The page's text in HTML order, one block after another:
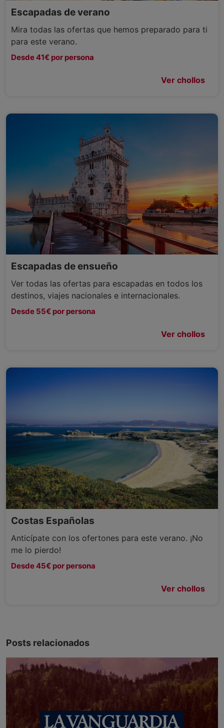
Escapadas de verano
Mira todas las ofertas que hemos preparado para ti
para este verano.
Desde 41€ por persona
Ver chollos
Escapadas de ensueño
Ver todas las ofertas para escapadas en todos los
destinos, viajes nacionales e internacionales.
Desde 55€ por persona
Ver chollos
Costas Españolas
Anticípate con los ofertones para este verano. ¡No
me lo pierdo!
Desde 45€ por persona
Ver chollos
Posts relacionados